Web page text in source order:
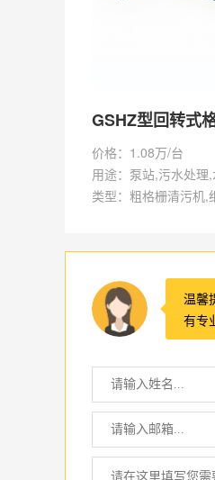
GSHZ型回转式
价格：1.08万/台
温馨
有专